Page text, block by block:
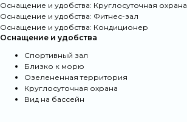
Оснащение и удобства: Круглосуточная охрана
Оснащение и удобства: Фитнес-зал
Оснащение и удобства: Кондиционер
Оснащение и удобства
Спортивный зал
Близко к морю
Озелененная территория
Круглосуточная охрана
Вид на бассейн
Личный стандарт качества
Мы не “принимаем объекты” — мы их
создаём. В каждой квартире — уют,
собранный из деталей, продуманные
Апартаменты без фотошопа
Актуальные фото и видео квартир и ЖК. Вы
заранее знаете, что ждёт вас по прибытии